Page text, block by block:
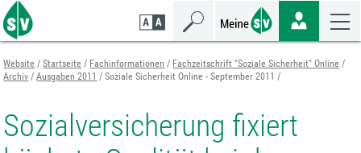
Zum
Seiteninhalt
springen
Zur
Navigation
springen
Zur
Mobilen
Navigation
springen
Website Startseite Fachinformationen
Fachzeitschrift "Soziale Sicherheit" Online
Archiv
Ausgaben 2011 Soziale Sicherheit Online - September 2011
Sozialversicherung fixiert